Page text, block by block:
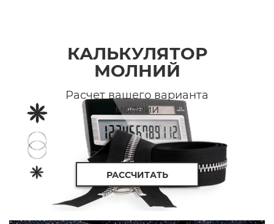
КАЛЬКУЛЯТОР
МОЛНИЙ
Расчет вашего варианта
молнии
РАССЧИТАТЬ